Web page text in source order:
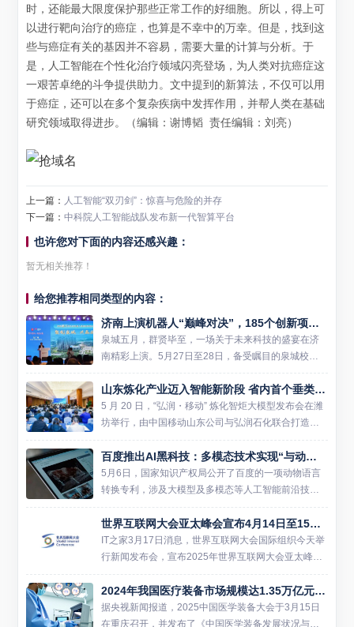
时，还能最大限度保护那些正常工作的好细胞。所以，得上可
以进行靶向治疗的癌症，也算是不幸中的万幸。但是，找到这
些与癌症有关的基因并不容易，需要大量的计算与分析。于
是，人工智能在个性化治疗领域闪亮登场，为人类对抗癌症这
一艰苦卓绝的斗争提供助力。文中提到的新算法，不仅可以用
于癌症，还可以在多个复杂疾病中发挥作用，并帮人类在基础
研究领域取得进步。（编辑：谢博韬责任编辑：刘亮）
上一篇： 人工智能“双刃剑”：惊喜与危险的并存
下一篇：中科院人工智能战队发布新一代智算平台
也许您对下面的内容还感兴趣：
暂无相关推荐！
给您推荐相同类型的内容：
济南上演机器人“巅峰对决”，185个创新项目共绘产业新图景
泉城五月，群贤毕至，一场关于未来科技的盛宴在济
南精彩上演。5月27日至28日，备受瞩目的泉城校友
未来机器人创新创业大赛决赛在济南隆重举行。来自
海内外125所高校校友带来的185个顶尖机器人项目齐
聚一堂，围...
山东炼化产业迈入智能新阶段 省内首个垂类炼化大模型在潍坊发布
5 月 20 日，“弘润・移动” 炼化智炬大模型发布会在潍
坊举行，由中国移动山东公司与弘润石化联合打造的
山东省首个炼化行业垂直大模型正式亮相，标志着山
东炼化行业正式进入大模型智能驱动的全新发展阶
段。 当前...
百度推出AI黑科技：多模态技术实现“与动物对话”
5月6日，国家知识产权局公开了百度的一项动物语言
转换专利，涉及大模型及多模态等人工智能前沿技
术，通过识别动物声音、表情、动作等多模态数据，
将动物语言转换为人类语言，这不仅增强了人类对动
物行为和情感状态的综...
世界互联网大会亚太峰会宣布4月14日至15日首度在香港召开
IT之家3月17日消息，世界互联网大会国际组织今天举
行新闻发布会，宣布2025年世界互联网大会亚太峰会
将于4月14日至15日在香港会议展览中心召开。这是
首届举行的世界互联网大会亚太峰会，由世界互联网
大会主...
2024年我国医疗装备市场规模达1.35万亿元，AI与医疗装备结合迎机遇
据央视新闻报道，2025中国医学装备大会于3月15日
在重庆召开，并发布了《中国医学装备发展状况与趋